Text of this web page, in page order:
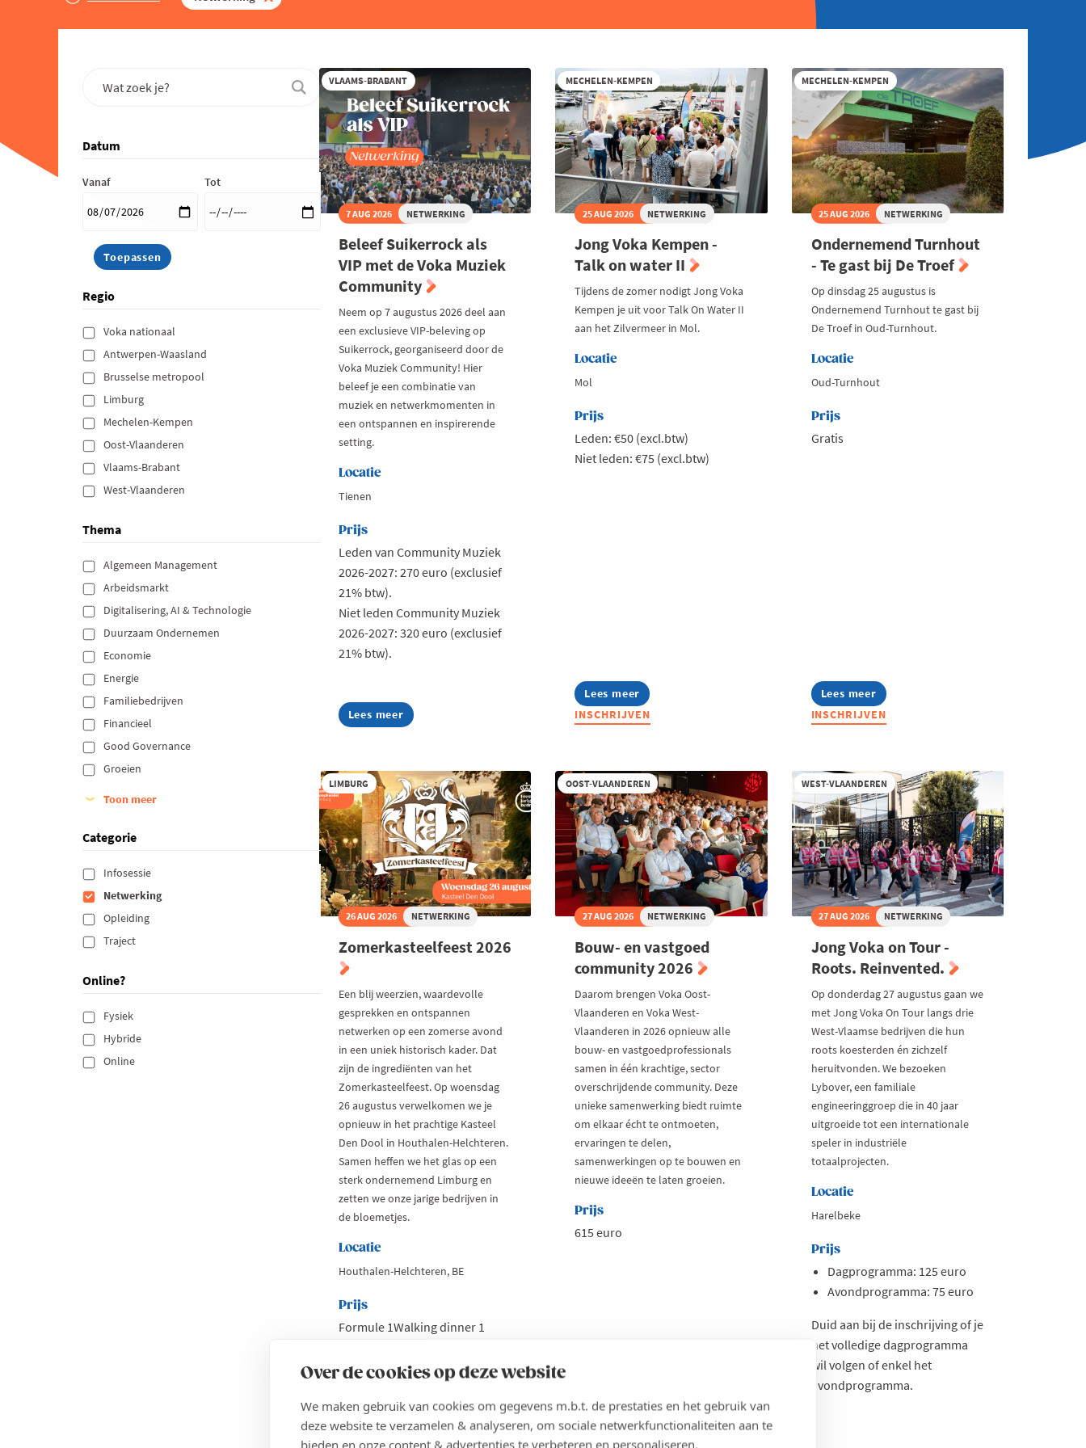
Over de cookies op deze website
We maken gebruik van cookies om gegevens m.b.t. de prestaties en het gebruik van
deze website te verzamelen & analyseren, om sociale netwerkfunctionaliteiten aan te
bieden en onze content & advertenties te verbeteren en personaliseren.
Datum
Vanaf Tot
Regio
Voka nationaal
Antwerpen-Waasland
Brusselse metropool
Limburg
Mechelen-Kempen
Oost-Vlaanderen
Vlaams-Brabant
West-Vlaanderen
Thema
Algemeen Management
Arbeidsmarkt
Digitalisering, AI & Technologie
Duurzaam Ondernemen
Economie
Energie
Familiebedrijven
Financieel
Good Governance
Groeien
Toon meer
Categorie
Infosessie
Netwerking
Opleiding
Traject
Online?
Fysiek
Hybride
Online
VLAAMS-BRABANT
7 AUG 2026 NETWERKING
Beleef Suikerrock als
VIP met de Voka Muziek
Community
Neem op 7 augustus 2026 deel aan
een exclusieve VIP-beleving op
Suikerrock, georganiseerd door de
Voka Muziek Community! Hier
beleef je een combinatie van
muziek en netwerkmomenten in
een ontspannen en inspirerende
setting.
Locatie
Tienen
Prijs
Leden van Community Muziek
2026-2027: 270 euro (exclusief
21% btw).
Niet leden Community Muziek
2026-2027: 320 euro (exclusief
21% btw).
Lees meer
about
Beleef
VIP
met
de
Voka
Muziek
Community
MECHELEN-KEMPEN
25 AUG 2026 NETWERKING
Jong Voka Kempen -
Talk on water II
Tijdens de zomer nodigt Jong Voka
Kempen je uit voor Talk On Water II
aan het Zilvermeer in Mol.
Locatie
Mol
Prijs
Leden: €50 (excl.btw)
Niet leden: €75 (excl.btw)
Lees meer
about
Jong
Voka
on
water
II
INSCHRIJVEN
MECHELEN-KEMPEN
25 AUG 2026 NETWERKING
Ondernemend Turnhout
- Te gast bij De Troef
Op dinsdag 25 augustus is
Ondernemend Turnhout te gast bij
De Troef in Oud-Turnhout.
Locatie
Oud-Turnhout
Prijs
Gratis
Lees meer
about
Ondernemend
Turnhout
bij
De
Troef
INSCHRIJVEN
LIMBURG
26 AUG 2026 NETWERKING
Zomerkasteelfeest 2026
Een blij weerzien, waardevolle
gesprekken en ontspannen
netwerken op een zomerse avond
in een uniek historisch kader. Dat
zijn de ingrediënten van het
Zomerkasteelfeest. Op woensdag
26 augustus verwelkomen we je
opnieuw in het prachtige Kasteel
Den Dool in Houthalen-Helchteren.
Samen heffen we het glas op een
sterk ondernemend Limburg en
zetten we onze jarige bedrijven in
de bloemetjes.
Locatie
Houthalen-Helchteren, BE
Prijs
Formule 1Walking dinner 1
2aSeated dinner 8 pers. -
€2.480,00Formule 2bSeated
dinner 10 pers. -
€3.100,00Formule 2cSeated
dinne...
OOST-VLAANDEREN
27 AUG 2026 NETWERKING
Bouw- en vastgoed
community 2026
Daarom brengen Voka Oost-
Vlaanderen en Voka West-
Vlaanderen in 2026 opnieuw alle
bouw- en vastgoedprofessionals
samen in één krachtige, sector
overschrijdende community. Deze
unieke samenwerking biedt ruimte
om elkaar écht te ontmoeten,
ervaringen te delen,
samenwerkingen op te bouwen en
nieuwe ideeën te laten groeien.
Prijs
615 euro
WEST-VLAANDEREN
27 AUG 2026 NETWERKING
Jong Voka on Tour -
Roots. Reinvented.
Op donderdag 27 augustus gaan we
met Jong Voka On Tour langs drie
West-Vlaamse bedrijven die hun
roots koesterden én zichzelf
heruitvonden. We bezoeken
Lybover, een familiale
engineeringgroep die in 40 jaar
uitgroeide tot een internationale
speler in industriële
totaalprojecten.
Locatie
Harelbeke
Prijs
Dagprogramma: 125 euro
Avondprogramma: 75 euro
Duid aan bij de inschrijving of je
het volledige dagprogramma
wil volgen of enkel het
avondprogramma.